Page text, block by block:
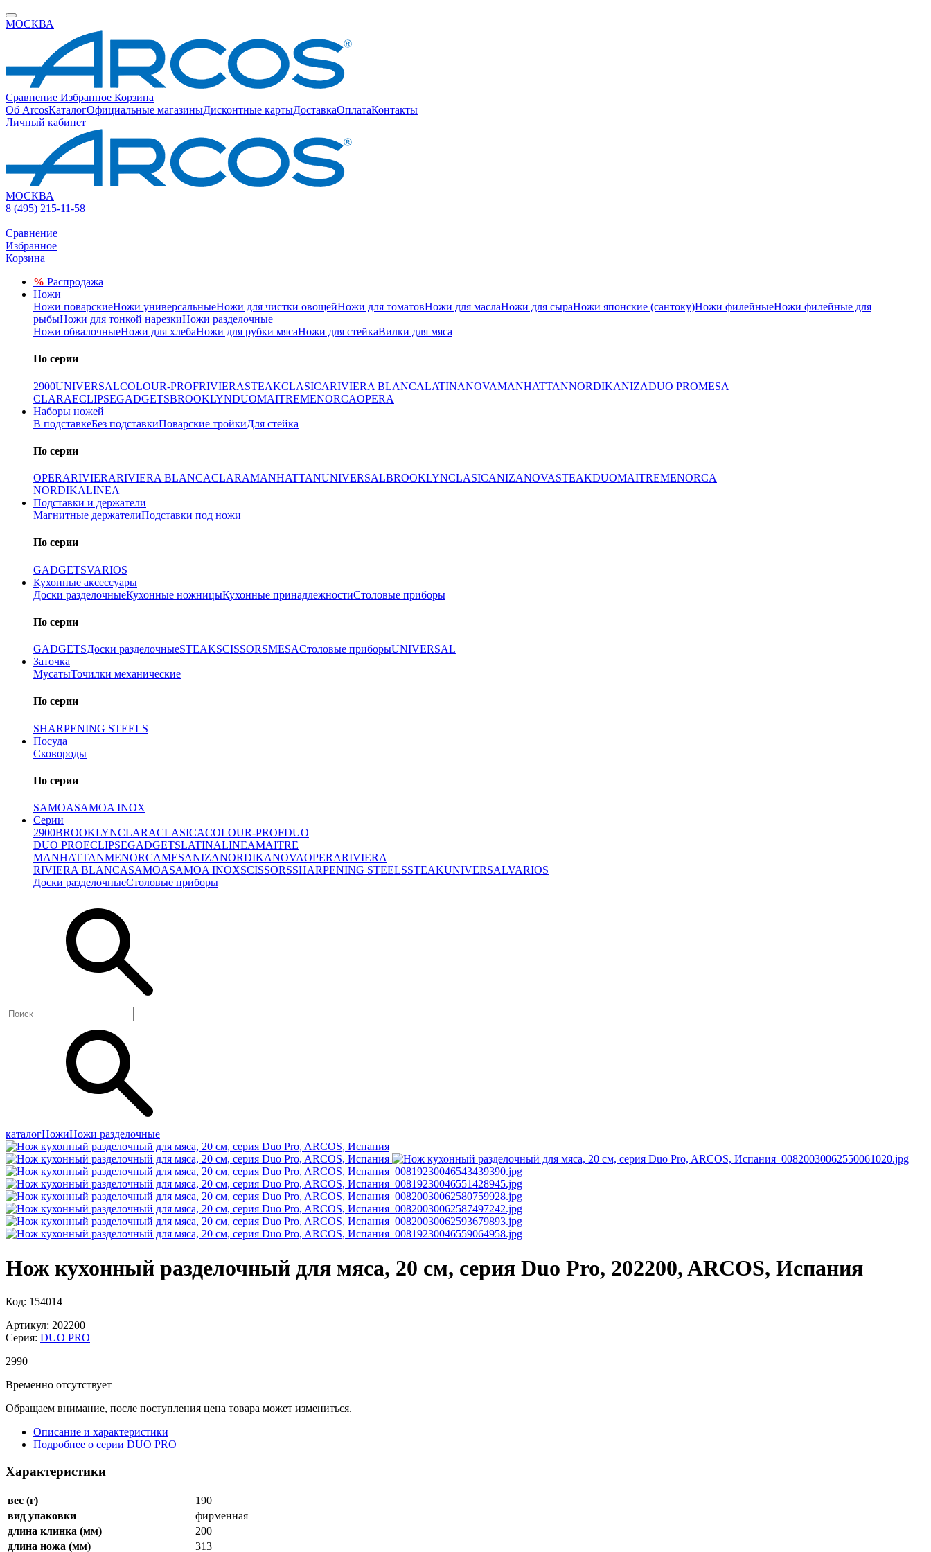
МОСКВА
Сравнение Избранное Корзина
Об ArcosКаталогОфициальные магазиныДисконтные картыДоставкаОплатаКонтакты
Личный кабинет
МОСКВА
8 (495) 215-11-58
Сравнение
Избранное
Корзина
% Распродажа
Ножи
Ножи поварскиеНожи универсальныеНожи для чистки овощейНожи для томатовНожи для маслаНожи для сыраНожи японские (сантоку)Ножи филейныеНожи филейные для
рыбыНожи для тонкой нарезкиНожи разделочные
Ножи обвалочныеНожи для хлебаНожи для рубки мясаНожи для стейкаВилки для мяса
По серии
2900UNIVERSALCOLOUR-PROFRIVIERASTEAKCLASICARIVIERA BLANCALATINANOVAMANHATTANNORDIKANIZADUO PROMESA
CLARAECLIPSEGADGETSBROOKLYNDUOMAITREMENORCAOPERA
Наборы ножей
В подставкеБез подставкиПоварские тройкиДля стейка
По серии
OPERARIVIERARIVIERA BLANCACLARAMANHATTANUNIVERSALBROOKLYNCLASICANIZANOVASTEAKDUOMAITREMENORCA
NORDIKALINEA
Подставки и держатели
Магнитные держателиПодставки под ножи
По серии
GADGETSVARIOS
Кухонные аксессуары
Доски разделочныеКухонные ножницыКухонные принадлежностиСтоловые приборы
По серии
GADGETSДоски разделочныеSTEAKSCISSORSMESAСтоловые приборыUNIVERSAL
Заточка
МусатыТочилки механические
По серии
SHARPENING STEELS
Посуда
Сковороды
По серии
SAMOASAMOA INOX
Серии
2900BROOKLYNCLARACLASICACOLOUR-PROFDUO
DUO PROECLIPSEGADGETSLATINALINEAMAITRE
MANHATTANMENORCAMESANIZANORDIKANOVAOPERARIVIERA
RIVIERA BLANCASAMOASAMOA INOXSCISSORSSHARPENING STEELSSTEAKUNIVERSALVARIOS
Доски разделочныеСтоловые приборы
каталогНожиНожи разделочные
Нож кухонный разделочный для мяса, 20 см, серия Duo Pro, 202200, ARCOS, Испания
Код: 154014
Артикул: 202200
Серия: DUO PRO
2990
Временно отсутствует
Обращаем внимание, после поступления цена товара может измениться.
Описание и характеристики
Подробнее о серии DUO PRO
Характеристики
вес (г)
190
вид упаковки
фирменная
длина клинка (мм)
200
длина ножа (мм)
313